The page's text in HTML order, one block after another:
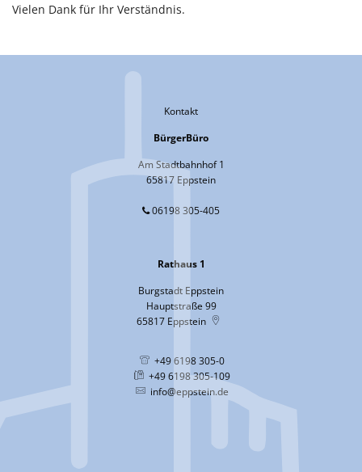
Vielen Dank für Ihr Verständnis.
Kontakt
BürgerBüro
Am Stadtbahnhof 1
65817 Eppstein
06198 305-405
Rathaus 1
Burgstadt Eppstein
Hauptstraße 99
65817 Eppstein
+49 6198 305-0
+49 6198 305-109
info@eppstein.de